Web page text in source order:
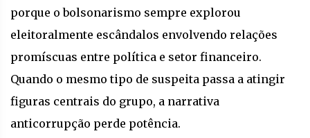
porque o bolsonarismo sempre explorou
eleitoralmente escândalos envolvendo relações
promíscuas entre política e setor financeiro.
Quando o mesmo tipo de suspeita passa a atingir
figuras centrais do grupo, a narrativa
anticorrupção perde potência.